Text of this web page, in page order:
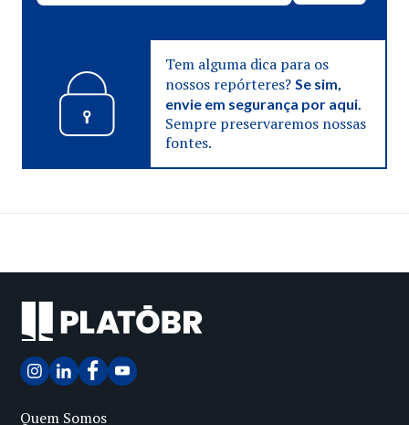
Tem alguma dica para os
nossos repórteres? Se sim,
envie em segurança por aqui.
Sempre preservaremos nossas
fontes.
Quem Somos